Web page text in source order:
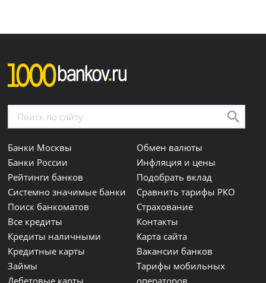
Банки Москвы
Банки России
Рейтинги банков
Системно значимые банки
Поиск банкоматов
Все кредиты
Кредиты наличными
Кредитные карты
Займы
Дебетовые карты
Обмен валюты
Инфляция и цены
Подобрать вклад
Сравнить тарифы РКО
Страхование
Контакты
Карта сайта
Вакансии банков
Тарифы мобильных
операторов